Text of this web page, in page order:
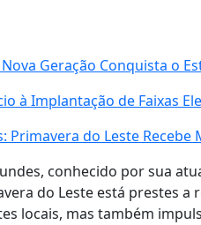
Geração Conquista o
à Implantação de Faixas
Primavera do Leste
conhecido por sua
do Leste está prestes
locais, mas também